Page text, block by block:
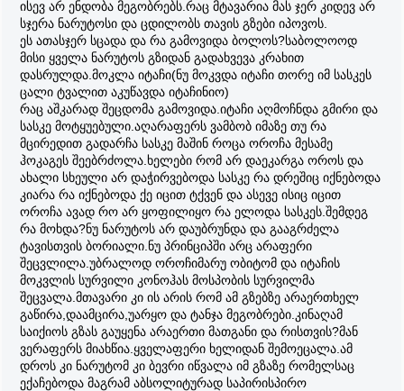
ისევ არ ენდობა მეგობრებს.რაც მტავარია მას ჯერ კიდევ არ
სჯერა ნარუტოსი და ცდილობს თავის გზები იპოვოს.
ეს ათასჯერ სცადა და რა გამოვიდა ბოლოს?საბოლოოდ
მისი ყველა ნარუტოს გზიდან გადახვევა კრახით
დასრულდა.მოკლა იტაჩი(ნუ მოკვდა იტაჩი თორე იმ სასკეს
ცალი ტვალით აკუწავდა იტაჩინიო)
რაც აშკარად შეცდომა გამოვიდა.იტაჩი აღმოჩნდა გმირი და
სასკე მოტყუებული.აღარაფერს ვამბობ იმაზე თუ რა
მცირედით გადარჩა სასკე მაშინ როცა ოროჩა მესამე
ჰოკაგეს შეებრძოლა.ხელები რომ არ დაეკარგა ოროს და
ახალი სხეული არ დაჭირვებოდა სასკე რა დრეშიც იქნებოდა
კიარა რა იქნებოდა ქე იცით ტქვენ და ასევე ისიც იცით
ოროჩა ავად რო არ ყოფილიყო რა ელოდა სასკეს.შემდეგ
რა მოხდა?ნუ ნარუტოს არ დაუბრუნდა და გააგრძელა
ტავისთვის ბორიალი.ნუ პრინციპში არც არაფერი
შეცვლილა.უბრალოდ ოროჩიმარუ ობიტომ და იტაჩის
მოკვლის სურვილი კონოჰას მოსპობის სურვილმა
შეცვალა.მთავარი კი ის არის რომ ამ გზებზე არაერთხელ
გაწირა,დაამცირა,უარყო და ტანჯა მეგობრები.კინაღამ
საიქიოს გზას გაუყენა არაერთი მათგანი და რისთვის?მან
ვერაფერს მიახწია.ყველაფერი ხელიდან შემოეცალა.ამ
დროს კი ნარუტომ კი ბევრი იწვალა იმ გზაზე რომელსაც
ექაჩებოდა მაგრამ აბსოლიტურად საპირისპირო